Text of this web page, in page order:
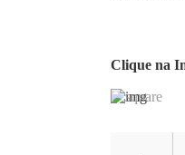
Clique na